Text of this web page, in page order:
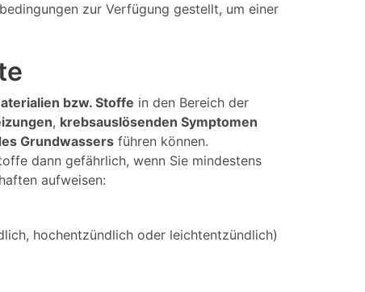
zur Verfügung gestellt, um einer
bzw. Stoffe in den Bereich der
, krebsauslösenden Symptomen
Grundwassers führen können.
dann gefährlich, wenn Sie mindestens
aufweisen:
hochentzündlich oder leichtentzündlich)